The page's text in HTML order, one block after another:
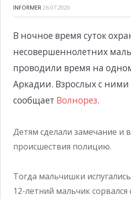
INFORMER 26.07.2020
В ночное время суток
несовершеннолетних
проводили время на
Аркадии. Взрослых с
сообщает Волнорез.
Детям сделали замечание и
происшествия полицию.
Тогда мальчишки
12-летний мальчик сорвался